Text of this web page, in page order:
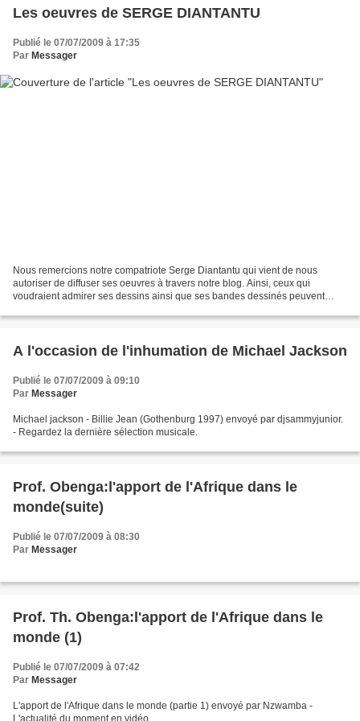
Les oeuvres de SERGE DIANTANTU
Publié le 07/07/2009 à 17:35
Par Messager
Nous remercions notre compatriote Serge Diantantu qui vient de nous
autoriser de diffuser ses oeuvres à travers notre blog. Ainsi, ceux qui
voudraient admirer ses dessins ainsi que ses bandes dessinés peuvent
A l'occasion de l'inhumation de Michael Jackson
Publié le 07/07/2009 à 09:10
Par Messager
Michael jackson - Billie Jean (Gothenburg 1997) envoyé par djsammyjunior.
- Regardez la dernière sélection musicale.
Prof. Obenga:l'apport de l'Afrique dans le
monde(suite)
Publié le 07/07/2009 à 08:30
Par Messager
Prof. Th. Obenga:l'apport de l'Afrique dans le
monde (1)
Publié le 07/07/2009 à 07:42
Par Messager
L'apport de l'Afrique dans le monde (partie 1) envoyé par Nzwamba -
L'actualité du moment en vidéo.